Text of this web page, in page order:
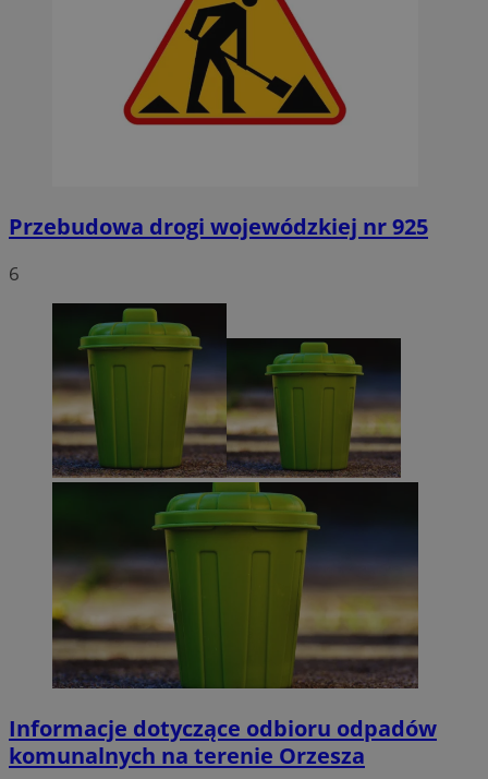
Przebudowa drogi wojewódzkiej nr 925
6
Informacje dotyczące odbioru odpadów
komunalnych na terenie Orzesza